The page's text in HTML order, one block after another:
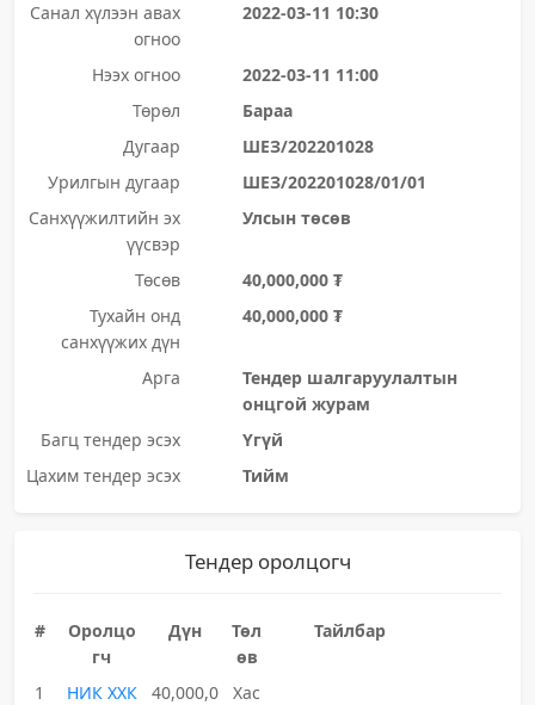
Санал хүлээн авах
огноо
2022-03-11 10:30
Нээх огноо
2022-03-11 11:00
Төрөл
Бараа
Дугаар
ШЕЗ/202201028
Урилгын дугаар
ШЕЗ/202201028/01/01
Санхүүжилтийн эх
үүсвэр
Улсын төсөв
Төсөв
40,000,000 ₮
Тухайн онд
санхүүжих дүн
40,000,000 ₮
Арга
Тендер шалгаруулалтын
онцгой журам
Багц тендер эсэх
Үгүй
Цахим тендер эсэх
Тийм
Тендер оролцогч
#
Оролцо
гч
Дүн
Төл
өв
Тайлбар
1 НИК ХХК
40,000,0
Хас